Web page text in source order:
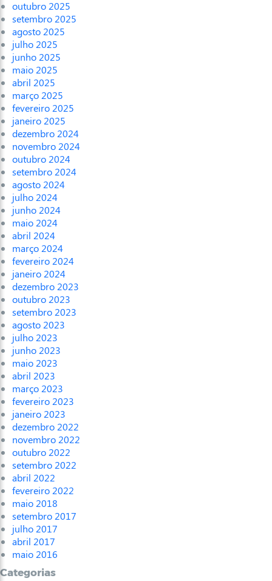
outubro 2025
setembro 2025
agosto 2025
julho 2025
junho 2025
maio 2025
abril 2025
março 2025
fevereiro 2025
janeiro 2025
dezembro 2024
novembro 2024
outubro 2024
setembro 2024
agosto 2024
julho 2024
junho 2024
maio 2024
abril 2024
março 2024
fevereiro 2024
janeiro 2024
dezembro 2023
outubro 2023
setembro 2023
agosto 2023
julho 2023
junho 2023
maio 2023
abril 2023
março 2023
fevereiro 2023
janeiro 2023
dezembro 2022
novembro 2022
outubro 2022
setembro 2022
abril 2022
fevereiro 2022
maio 2018
setembro 2017
julho 2017
abril 2017
maio 2016
Categorias